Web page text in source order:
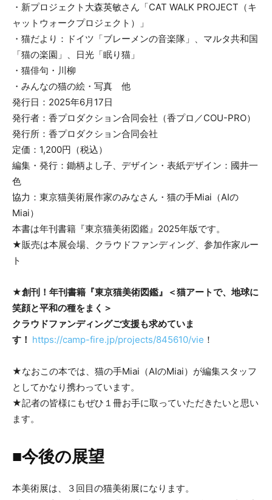
・新プロジェクト大森英敏さん「CAT WALK PROJECT（キ
ャットウォークプロジェクト）」
・猫だより：ドイツ「ブレーメンの音楽隊」、マルタ共和国
「猫の楽園」、日光「眠り猫」
・猫俳句・川柳
・みんなの猫の絵・写真 他
発行日：2025年6月17日
発行者：香プロダクション合同会社（香プロ／COU-PRO）
発行所：香プロダクション合同会社
定価：1,200円（税込）
編集・発行：鋤柄よし子、デザイン・表紙デザイン：國井一
色
協力：東京猫美術展作家のみなさん・猫の手Miai（AIの
Miai）
本書は年刊書籍『東京猫美術図鑑』2025年版です。
★販売は本展会場、クラウドファンディング、参加作家ルー
ト
★創刊！年刊書籍『東京猫美術図鑑』＜猫アートで、地球に
笑顔と平和の種をまく＞
クラウドファンディングご支援も求めていま
す！ https://camp-fire.jp/projects/845610/vie ！
★なおこの本では、猫の手Miai（AIのMiai）が編集スタッフ
としてかなり携わっています。
★記者の皆様にもぜひ１冊お手に取っていただきたいと思い
ます。
■今後の展望
本美術展は、３回目の猫美術展になります。